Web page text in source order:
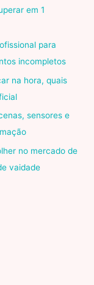
em 1
para
incompletos
na hora, quais
sensores e
no mercado de
vaidade